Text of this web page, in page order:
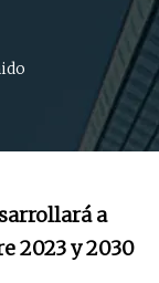
a
2023 y 2030